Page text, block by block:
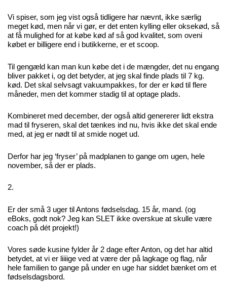
Vi spiser, som jeg vist også tidligere har nævnt, ikke særlig
meget kød, men når vi gør, er det enten kylling eller oksekød, så
at få mulighed for at købe kød af så god kvalitet, som oveni
købet er billigere end i butikkerne, er et scoop.
Til gengæld kan man kun købe det i de mængder, det nu engang
bliver pakket i, og det betyder, at jeg skal finde plads til 7 kg.
kød. Det skal selvsagt vakuumpakkes, for der er kød til flere
måneder, men det kommer stadig til at optage plads.
Kombineret med december, der også altid genererer lidt ekstra
mad til fryseren, skal det tænkes ind nu, hvis ikke det skal ende
med, at jeg er nødt til at smide noget ud.
Derfor har jeg ‘fryser’ på madplanen to gange om ugen, hele
november, så der er plads.
2.
Er der små 3 uger til Antons fødselsdag. 15 år, mand. (og
eBoks, godt nok? Jeg kan SLET ikke overskue at skulle være
coach på dét projekt!)
Vores søde kusine fylder år 2 dage efter Anton, og det har altid
betydet, at vi er liiiige ved at være der på lagkage og flag, når
hele familien to gange på under en uge har siddet bænket om et
fødselsdagsbord.